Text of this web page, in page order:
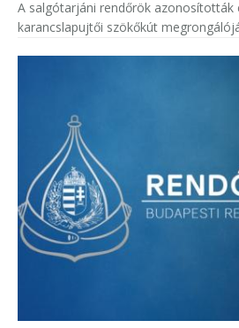
A salgótarjáni rendőrök azonosították
karancslapujtői szökőkút